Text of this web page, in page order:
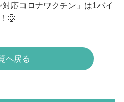
応コロナワクチン」は1バイ
🥲
へ戻る